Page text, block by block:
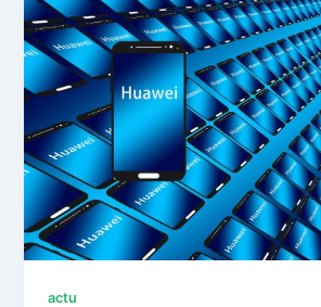
actu